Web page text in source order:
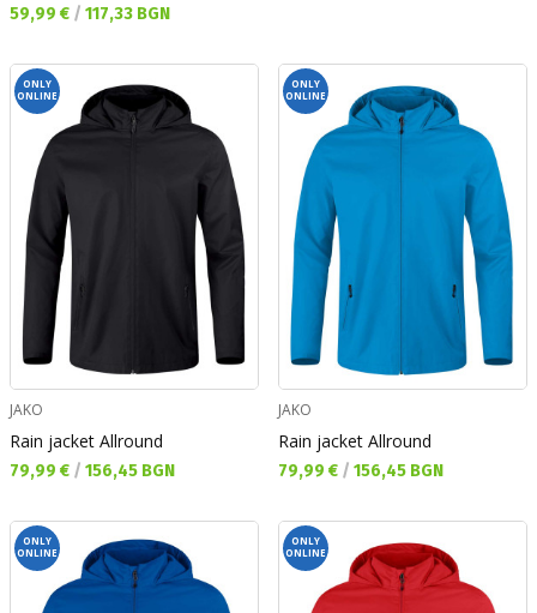
Текуща цена:
59,99 € / 117,33 BGN
ONLY
ONLINE
JAKO
Rain jacket Allround
Текуща цена:
79,99 € / 156,45 BGN
ONLY
ONLINE
JAKO
Rain jacket Allround
Текуща цена:
79,99 € / 156,45 BGN
ONLY
ONLINE
ONLY
ONLINE